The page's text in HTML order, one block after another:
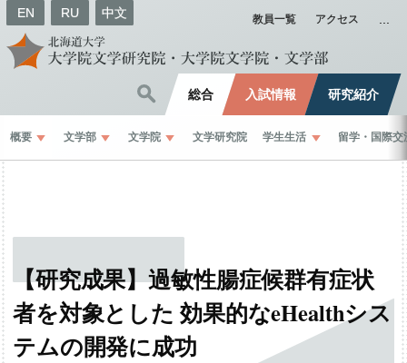
EN RU 中文 教員一覧 アクセス
総合 入試情報 研究紹介
概要 文学部 文学院 文学研究院 学生生活 留学 ・ 国際交
【研究成果】過敏性腸症候群有症状
者を対象とした 効果的なeHealthシス
テムの開発に成功